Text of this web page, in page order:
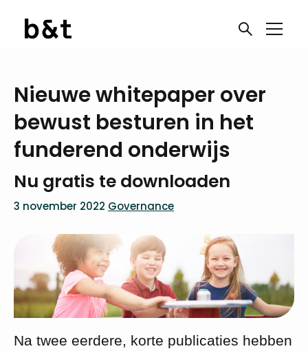
Nieuwe whitepaper over
bewust besturen in het
funderend onderwijs
Nu gratis te downloaden
3 november 2022 Governance
Na twee eerdere, korte publicaties hebben